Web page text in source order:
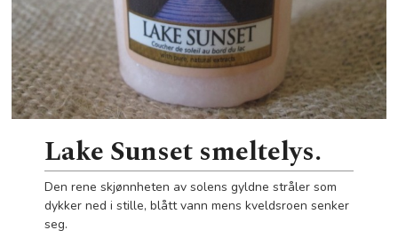
Lake Sunset smeltelys.
Den rene skjønnheten av solens gyldne stråler som
dykker ned i stille, blått vann mens kveldsroen senker
seg.